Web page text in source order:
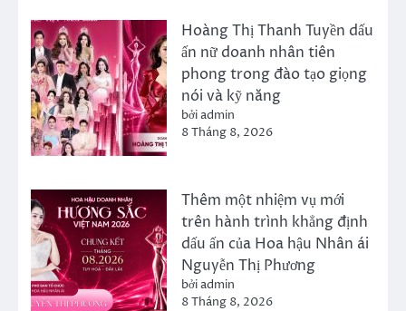
Hoàng Thị Thanh Tuyền dấu
ấn nữ doanh nhân tiên
phong trong đào tạo giọng
nói và kỹ năng
bởi admin
8 Tháng 8, 2026
Thêm một nhiệm vụ mới
trên hành trình khẳng định
dấu ấn của Hoa hậu Nhân ái
Nguyễn Thị Phương
bởi admin
8 Tháng 8, 2026